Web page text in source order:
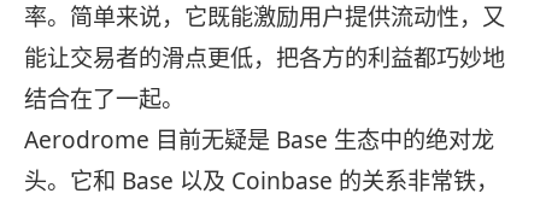
率。简单来说，它既能激励用户提供流动性，又
能让交易者的滑点更低，把各方的利益都巧妙地
结合在了一起。
Aerodrome 目前无疑是 Base 生态中的绝对龙
头。它和 Base 以及 Coinbase 的关系非常铁，